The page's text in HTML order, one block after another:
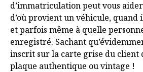
d’immatriculation peut vous
d’où provient un véhicule,
et parfois même à quelle
enregistré. Sachant
inscrit sur la carte grise du client
plaque authentique ou vintage !